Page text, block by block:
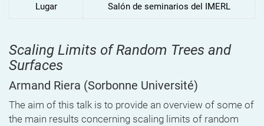
Lugar Salón de seminarios del IMERL
Scaling Limits of Random Trees and
Surfaces
Armand Riera (Sorbonne Université)
The aim of this talk is to provide an overview of some of
the main results concerning scaling limits of random